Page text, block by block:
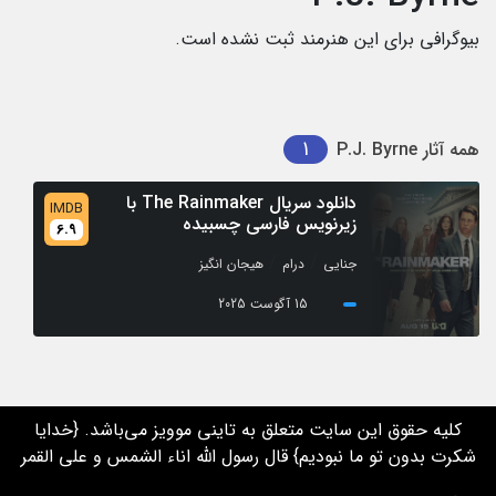
بیوگرافی برای این هنرمند ثبت نشده است.
همه آثار P.J. Byrne
1
دانلود سریال The Rainmaker با
زیرنویس فارسی چسبیده
IMDB
6.9
جنایی درام
هیجان انگیز
15 آگوست 2025
کلیه حقوق این سایت متعلق به تاینی موویز می‌باشد. {خدایا
شکرت بدون تو ما نبودیم} قال رسول الله اناء الشمس و علی القمر